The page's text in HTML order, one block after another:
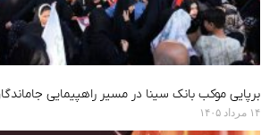
برپایی موکب بانک سینا در مسیر راهپیمایی
۱۴ مرداد ۱۴۰۵